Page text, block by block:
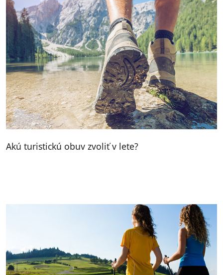
Akú turistickú obuv zvoliť v lete?